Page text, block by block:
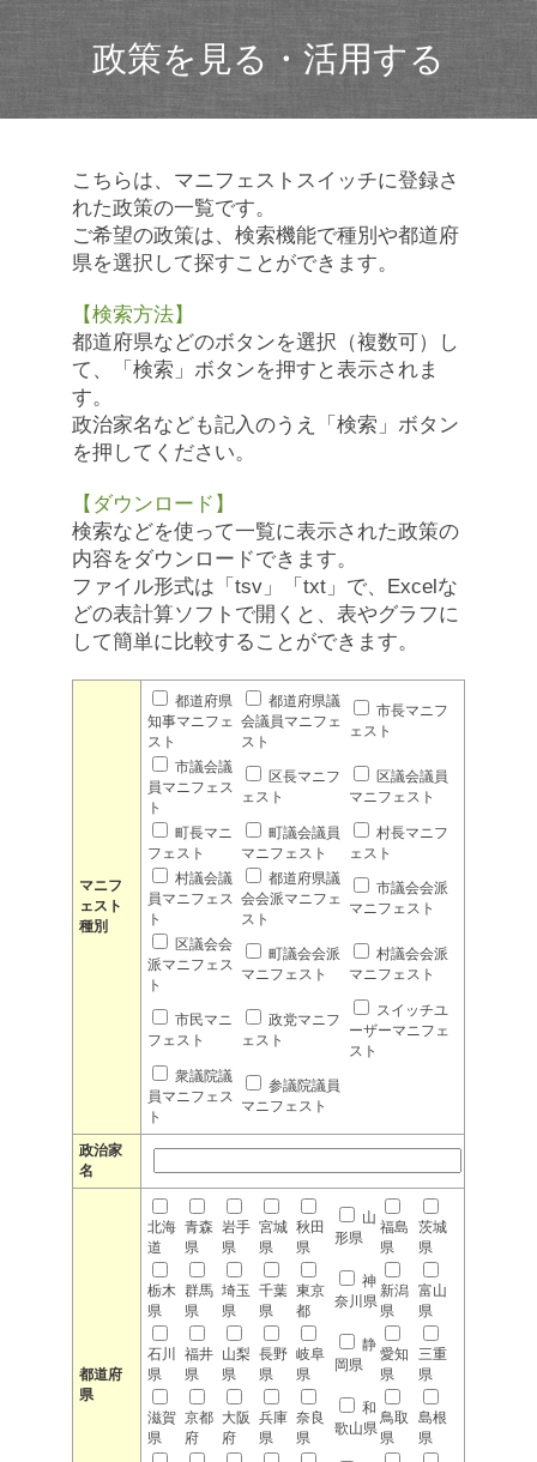
政策を見る・活用する
こちらは、マニフェストスイッチに登録さ
れた政策の一覧です。
ご希望の政策は、検索機能で種別や都道府
県を選択して探すことができます。
【検索方法】
都道府県などのボタンを選択（複数可）し
て、「検索」ボタンを押すと表示されま
す。
政治家名なども記入のうえ「検索」ボタン
を押してください。
【ダウンロード】
検索などを使って一覧に表示された政策の
内容をダウンロードできます。
ファイル形式は「tsv」「txt」で、Excelな
どの表計算ソフトで開くと、表やグラフに
して簡単に比較することができます。
マニフ
ェスト
種別
都道府県
知事マニフェ
スト
都道府県議
会議員マニフェ
スト
市長マニフ
ェスト
市議会議
員マニフェス
ト
区長マニフ
ェスト
区議会議員
マニフェスト
町長マニ
フェスト
町議会議員
マニフェスト
村長マニフ
ェスト
村議会議
員マニフェス
ト
都道府県議
会会派マニフェ
スト
市議会会派
マニフェスト
区議会会
派マニフェス
ト
町議会会派
マニフェスト
村議会会派
マニフェスト
市民マニ
フェスト
政党マニフ
ェスト
スイッチユ
ーザーマニフェ
スト
衆議院議
員マニフェス
ト
参議院議員
マニフェスト
政治家
名
都道府
県
北海
道
青森
県
岩手
県
宮城
県
秋田
県
山
形県
福島
県
茨城
県
栃木
県
群馬
県
埼玉
県
千葉
県
東京
都
神
奈川県
新潟
県
富山
県
石川
県
福井
県
山梨
県
長野
県
岐阜
県
静
岡県
愛知
県
三重
県
滋賀
県
京都
府
大阪
府
兵庫
県
奈良
県
和
歌山県
鳥取
県
島根
県